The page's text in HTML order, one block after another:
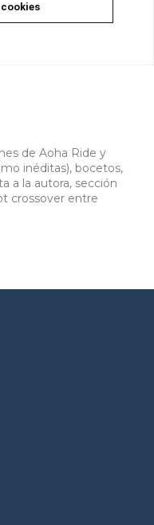
tengas stock
de Aoha Ride y
inéditas), bocetos,
a la autora, sección
crossover entre